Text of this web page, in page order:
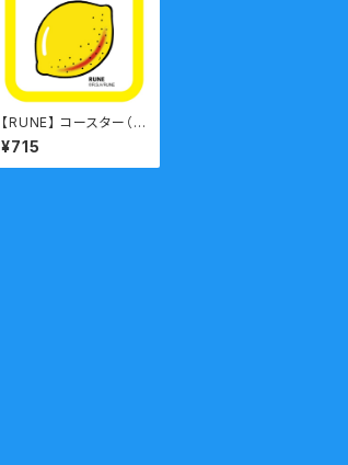
【RUNE】 コースター（L
EMON）
¥715